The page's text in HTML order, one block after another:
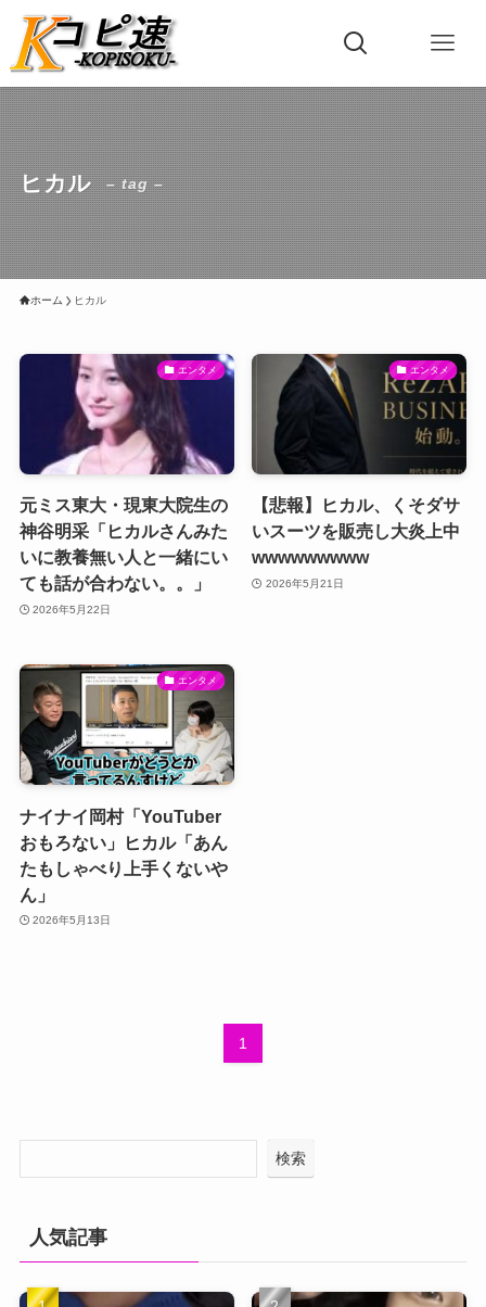
ヒカル – tag –
ホーム ヒカル
エンタメ
元ミス東大・現東大院生の
神谷明采「ヒカルさんみた
いに教養無い人と一緒にい
ても話が合わない。。」
2026年5月22日
エンタメ
【悲報】ヒカル、くそダサ
いスーツを販売し大炎上中
wwwwwwwww
2026年5月21日
エンタメ
ナイナイ岡村「YouTuber
おもろない」ヒカル「あん
たもしゃべり上手くないや
ん」
2026年5月13日
1
検索
人気記事